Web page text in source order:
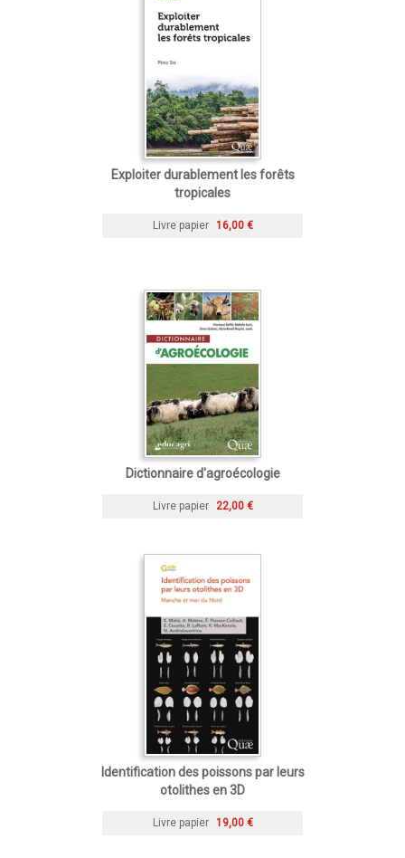
Exploiter durablement les forêts
tropicales
Livre papier 16,00 €
Dictionnaire d'agroécologie
Livre papier 22,00 €
Identification des poissons par leurs
otolithes en 3D
Livre papier 19,00 €